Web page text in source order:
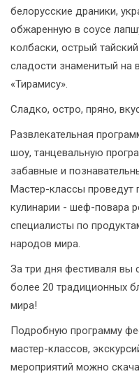
белорусские драники,
обжаренную в соусе
колбаски, острый
сладости знаменитый на
«Тирамису».
Сладко, остро, пряно,
Развлекательная
шоу, танцевальную
забавные и
Мастер-классы проведут
кулинарии - шеф-повара
специалисты по
народов мира.
За три дня фестиваля вы
более 20 традиционных
мира!
Подробную программу
мастер-классов,
мероприятий можно